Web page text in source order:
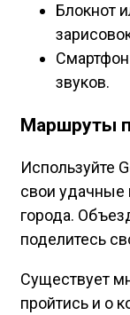
Блокнот
звуков.
Маршруты
Используйте
свои удачные
города.
поделитесь
Существует
пройтись и о